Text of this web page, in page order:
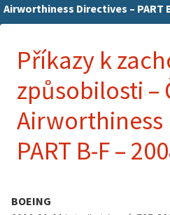
Airworthiness Directives – PART
Příkazy k
způsobilosti –
Airworthiness
PART B-F –
BOEING